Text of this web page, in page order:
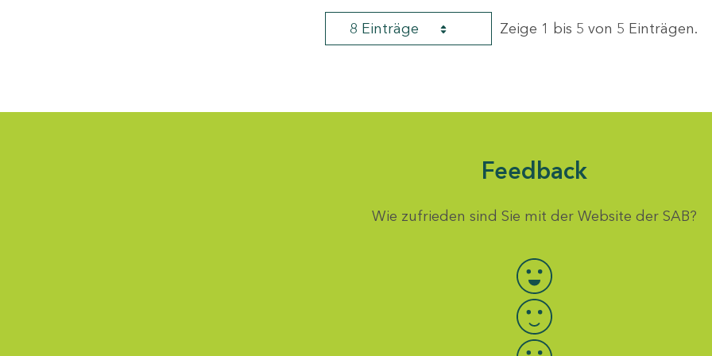
8 Einträge Zeige 1 bis 5 von 5 Einträgen.
Feedback
Wie zufrieden sind Sie mit der Website der SAB?
Bewertung auswählen